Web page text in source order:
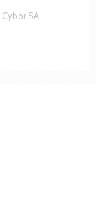
Cybor SA